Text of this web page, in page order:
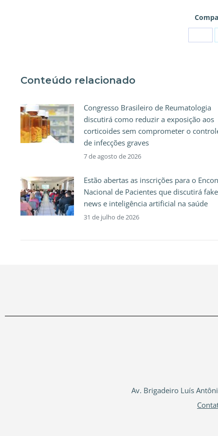
Conteúdo relacionado
Congresso Brasileiro de Reumatologia
discutirá como reduzir a exposição aos
corticoides sem comprometer o
de infecções graves
7 de agosto de 2026
Estão abertas as inscrições para o
Nacional de Pacientes que discutirá fake
news e inteligência artificial na saúde
31 de julho de 2026
Av. Brigadeiro Luís